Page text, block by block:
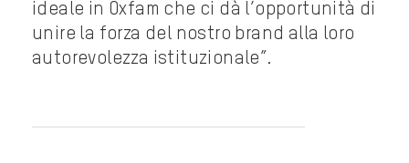
ideale in Oxfam che ci dà l’opportunità di
unire la forza del nostro brand alla loro
autorevolezza istituzionale”.